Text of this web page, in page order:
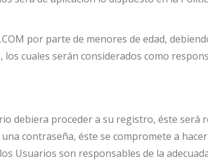
por parte de menores de edad,
cuales serán considerados como
debiera proceder a su registro, éste será
contraseña, éste se compromete a
Usuarios son responsables de la